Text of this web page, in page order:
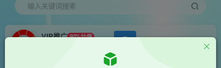
输入关键词搜索
VIP推广 80%分佣